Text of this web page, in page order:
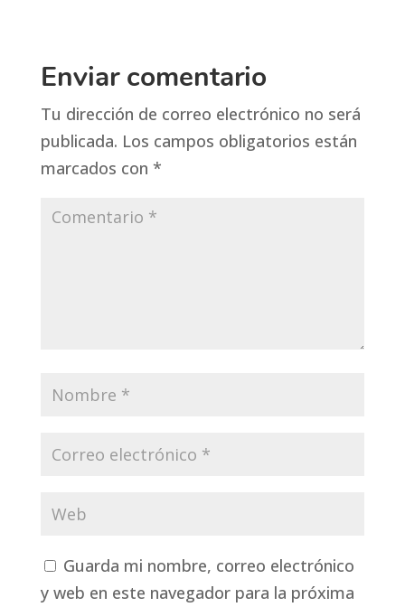
Enviar comentario
Tu dirección de correo electrónico no será
publicada. Los campos obligatorios están
marcados con *
Guarda mi nombre, correo electrónico
y web en este navegador para la próxima